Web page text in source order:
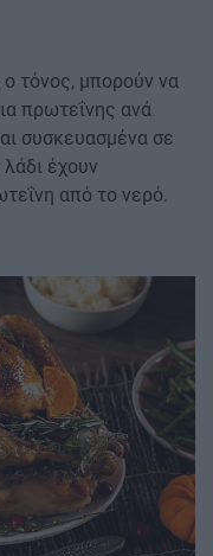
τόνος, μπορούν να
πρωτεΐνης ανά
συσκευασμένα σε
έχουν
από το νερό.